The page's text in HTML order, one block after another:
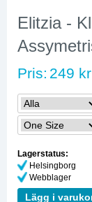
Elitzia -
Pris: 249 kr
Lagerstatus:
Helsingborg
Webblager
Lägg i